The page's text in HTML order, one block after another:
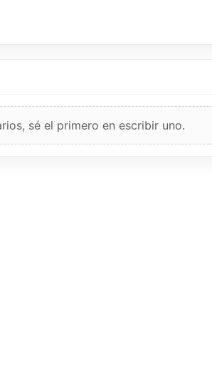
sé el primero en escribir uno.